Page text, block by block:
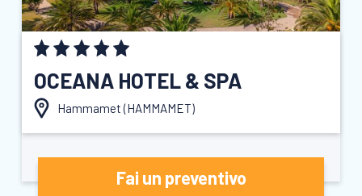
OCEANA HOTEL & SPA
Hammamet (HAMMAMET)
Fai un preventivo